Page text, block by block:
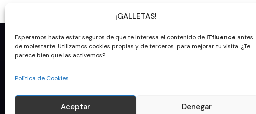
¡GALLETAS!
Esperamos hasta estar seguros de que te interesa el contenido de ITfluence antes
de molestarte. Utilizamos cookies propias y de terceros para mejorar tu visita. ¿Te
parece bien que las activemos?
Política de Cookies
Aceptar Denegar